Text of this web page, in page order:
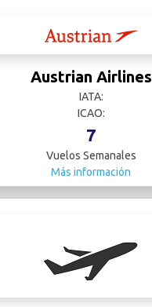
Austrian Airlines
IATA:
ICAO:
7
Vuelos Semanales
Más información